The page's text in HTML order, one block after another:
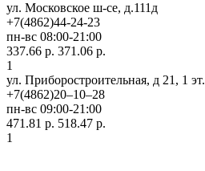
ул. Московское ш-се, д.111д
+7(4862)44-24-23
пн-вс 08:00-21:00
337.66 р. 371.06 р.
1
ул. Приборостроительная, д 21, 1 эт.
+7(4862)20‒10‒28
пн-вс 09:00-21:00
471.81 р. 518.47 р.
1